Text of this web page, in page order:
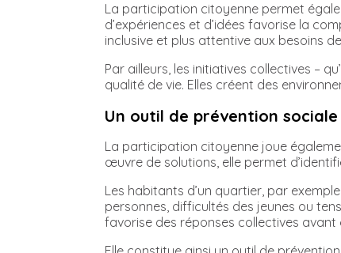
La participation citoyenne permet
d’expériences et d’idées favorise la
inclusive et plus attentive aux besoins
Par ailleurs, les initiatives collectives –
qualité de vie. Elles créent des
Un outil de prévention sociale
La participation citoyenne joue
œuvre de solutions, elle permet
Les habitants d’un quartier, par
personnes, difficultés des jeunes ou
favorise des réponses collectives avant